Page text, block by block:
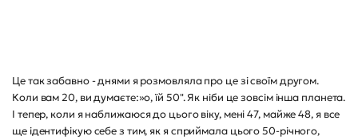
Це так забавно - днями я розмовляла про це зі своїм другом.
Коли вам 20, ви думаєте:»о, їй 50". Як ніби це зовсім інша планета.
І тепер, коли я наближаюся до цього віку, мені 47, майже 48, я все
ще ідентифікую себе з тим, як я сприймала цього 50-річного,